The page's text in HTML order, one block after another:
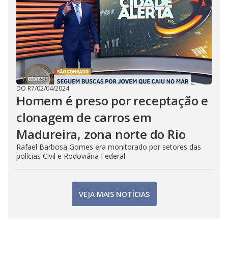
DO R7/02/04/2024
Homem é preso por receptação e
clonagem de carros em
Madureira, zona norte do Rio
Rafael Barbosa Gomes era monitorado por setores das
polícias Civil e Rodoviária Federal
VEJA MAIS NOTÍCIAS